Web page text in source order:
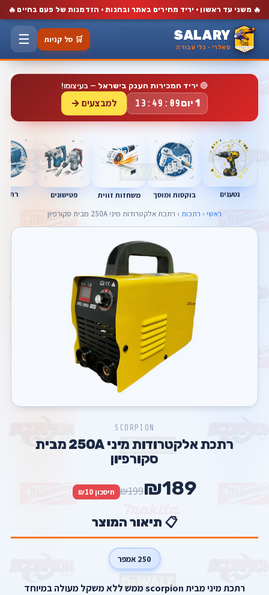
🔥 משני עד ראשון · יריד מחירים באתר ובחנות · הזדמנות של פעם בחיים🔥
SALARY
סאלרי · כלי עבודה
🛒 סל קניות ☰
🔴 יריד המכירות הענק בישראל — בעיצומו!
1 יום 13:49:08 למבצעים →
נטענים בוקסות ומוסך משחזות זווית פטישונים
ראשי › רתכות › רתכת אלקטרודות מיני 250A מבית סקורפיון
SCORPION
רתכת אלקטרודות מיני 250A מבית
סקורפיון
₪189
₪199 חיסכון ₪10
📋 תיאור המוצר
250 אמפר
רתכת מיני מבית scorpion ממש ללא משקל מעולה במיוחד